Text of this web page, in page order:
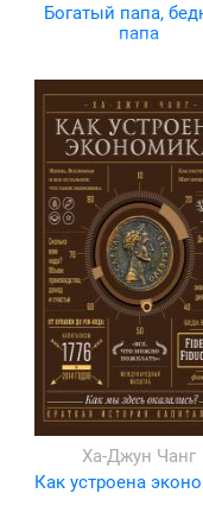
Богатый папа,
папа
Ха-Джун Чанг
Как устроена